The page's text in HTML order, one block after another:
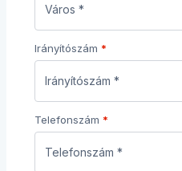
Irányítószám *
Telefonszám *